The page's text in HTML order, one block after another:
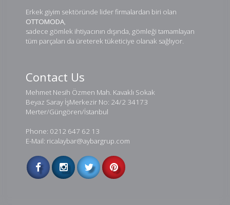
Erkek giyim sektöründe lider firmalardan biri olan
OTTOMODA,
sadece gömlek ihtiyacının dışında, gömleği tamamlayan
tüm parçaları da üreterek tüketiciye olanak sağlıyor.
Contact Us
Mehmet Nesih Özmen Mah. Kavaklı Sokak
Beyaz Saray İşMerkezir No: 24/2 34173
Merter/Güngören/İstanbul
Phone: 0212 647 62 13
E-Mail: ricalaybar@aybargrup.com